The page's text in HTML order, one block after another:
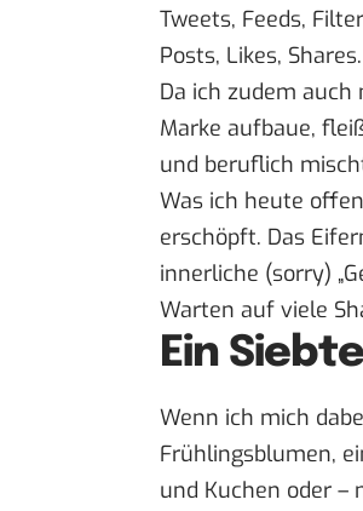
Tweets, Feeds,
Posts, Likes, Shares.
Da ich zudem auch
Marke aufbaue,
und beruflich
Was ich heute
erschöpft. Das
innerliche (sorry)
Warten auf viele
Ein
Wenn ich mich
Frühlingsblumen,
und Kuchen oder